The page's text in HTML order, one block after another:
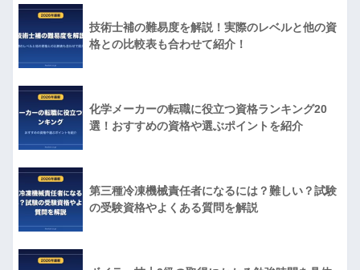
技術士補の難易度を解説！実際のレベルと他の資
格との比較表も合わせて紹介！
化学メーカーの転職に役立つ資格ランキング20
選！おすすめの資格や選ぶポイントを紹介
第三種冷凍機械責任者になるには？難しい？試験
の受験資格やよくある質問を解説